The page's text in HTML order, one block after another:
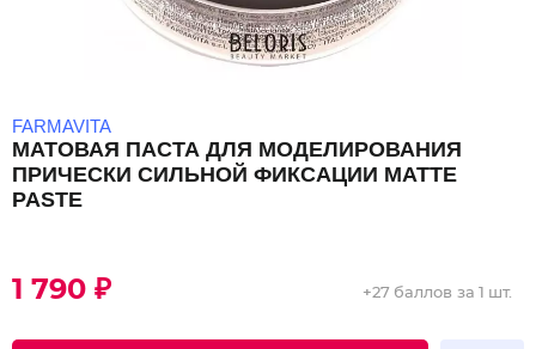
FARMAVITA
МАТОВАЯ ПАСТА ДЛЯ МОДЕЛИРОВАНИЯ
ПРИЧЕСКИ СИЛЬНОЙ ФИКСАЦИИ MATTE
PASTE
1 790 ₽ +27 баллов за 1 шт.